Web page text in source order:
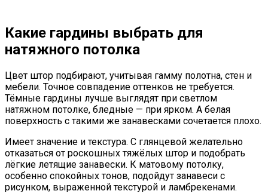
Какие гардины выбрать для
натяжного потолка
Цвет штор подбирают, учитывая гамму полотна, стен и
мебели. Точное совпадение оттенков не требуется.
Тёмные гардины лучше выглядят при светлом
натяжном потолке, бледные — при ярком. А белая
поверхность с такими же занавесками сочетается плохо.
Имеет значение и текстура. С глянцевой желательно
отказаться от роскошных тяжёлых штор и подобрать
лёгкие летящие занавески. К матовому потолку,
особенно спокойных тонов, подойдут занавеси с
рисунком, выраженной текстурой и ламбрекенами.